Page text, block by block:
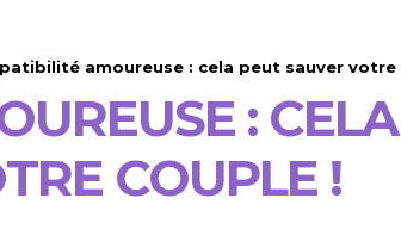
amoureuse : cela peut sauver votre
:
COUPLE !